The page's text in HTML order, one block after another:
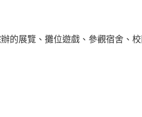
的展覽、攤位遊戲、參觀宿舍、